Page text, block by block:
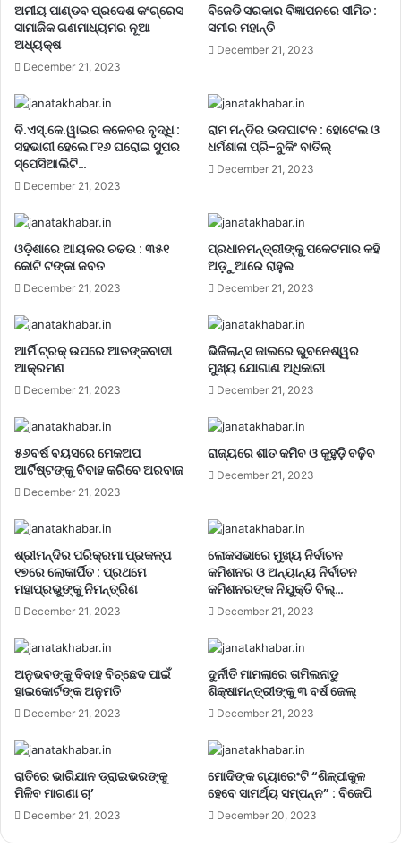
ଅମୀୟ ପାଣ୍ଡବ ପ୍ରଦେଶ କଂଗ୍ରେସ
ସାମାଜିକ ଗଣମାଧ୍ୟମର ନୂଆ
ଅଧ୍ୟକ୍ଷ
December 21, 2023
ବିଜେଡି ସରକାର ବିଜ୍ଞାପନରେ ସୀମିତ :
ସମୀର ମହାନ୍ତି
December 21, 2023
ବି.ଏସ୍.କେ.ୱାଇର କଳେବର ବୃଦ୍ଧି :
ସହଭାଗୀ ହେଲେ ୮୧୬ ଘରୋଇ ସୁପର
ସ୍ପେସିଆଲିଟି…
December 21, 2023
ରାମ ମନ୍ଦିର ଉଦଘାଟନ : ହୋଟେଲ ଓ
ଧର୍ମଶାଳା ପ୍ରି-ବୁକିଂ ବାତିଲ୍
December 21, 2023
ଓଡ଼ିଶାରେ ଆୟକର ଚଢଉ : ୩୫୧
କୋଟି ଟଙ୍କା ଜବତ
December 21, 2023
ପ୍ରଧାନମନ୍ତ୍ରୀଙ୍କୁ ପକେଟମାର କହି
ଅଡ଼ୁଆରେ ରାହୁଲ
December 21, 2023
ଆର୍ମି ଟ୍ରକ୍ ଉପରେ ଆତଙ୍କବାଦୀ
ଆକ୍ରମଣ
December 21, 2023
ଭିଜିଲାନ୍ସ ଜାଲରେ ଭୁବନେଶ୍ୱର
ମୁଖ୍ୟ ଯୋଗାଣ ଅଧିକାରୀ
December 21, 2023
୫୬ବର୍ଷ ବୟସରେ ମେକଅପ
ଆର୍ଟିଷ୍ଟଙ୍କୁ ବିବାହ କରିବେ ଅରବାଜ
December 21, 2023
ରାଜ୍ୟରେ ଶୀତ କମିବ ଓ କୁହୁଡ଼ି ବଢ଼ିବ
December 21, 2023
ଶ୍ରୀମନ୍ଦିର ପରିକ୍ରମା ପ୍ରକଳ୍ପ
୧୭ରେ ଲୋକାର୍ପିତ : ପ୍ରଥମେ
ମହାପ୍ରଭୁଙ୍କୁ ନିମନ୍ତ୍ରିଣ
December 21, 2023
ଲୋକସଭାରେ ମୁଖ୍ୟ ନିର୍ବାଚନ
କମିଶନର ଓ ଅନ୍ୟାନ୍ୟ ନିର୍ବାଚନ
କମିଶନରଙ୍କ ନିଯୁକ୍ତି ବିଲ୍…
December 21, 2023
ଅନୁଭବଙ୍କୁ ବିବାହ ବିଚ୍ଛେଦ ପାଇଁ
ହାଇକୋର୍ଟଙ୍କ ଅନୁମତି
December 21, 2023
ଦୁର୍ନୀତି ମାମଲାରେ ତାମିଲନାଡୁ
ଶିକ୍ଷାମନ୍ତ୍ରୀଙ୍କୁ ୩ ବର୍ଷ ଜେଲ୍‌
December 21, 2023
ରାତିରେ ଭାରିଯାନ ଡ୍ରାଇଭରଙ୍କୁ
ମିଳିବ ମାଗଣା ଚା’
December 21, 2023
ମୋଦିଙ୍କ ଗ୍ୟାରେଂଟି “ଶିଳ୍ପୀକୁଳ
ହେବେ ସାମର୍ଥ୍ୟ ସମ୍ପନ୍ନ” : ବିଜେପି
December 20, 2023